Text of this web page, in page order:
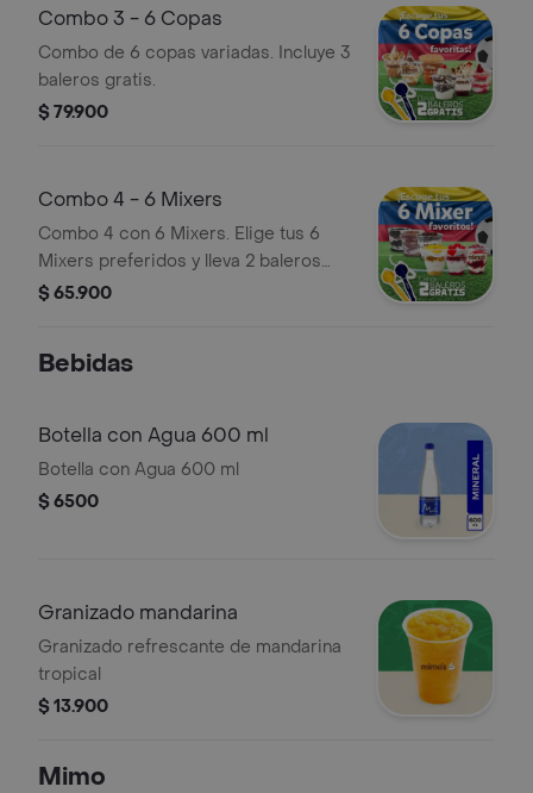
Combo 3 - 6 Copas
Combo de 6 copas variadas. Incluye 3
baleros gratis.
$ 79.900
Combo 4 - 6 Mixers
Combo 4 con 6 Mixers. Elige tus 6
Mixers preferidos y lleva 2 baleros
GRATIS.
$ 65.900
Bebidas
Botella con Agua 600 ml
Botella con Agua 600 ml
$ 6500
Granizado mandarina
Granizado refrescante de mandarina
tropical
$ 13.900
Mimo